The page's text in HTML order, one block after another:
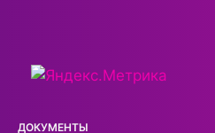
ДОКУМЕНТЫ